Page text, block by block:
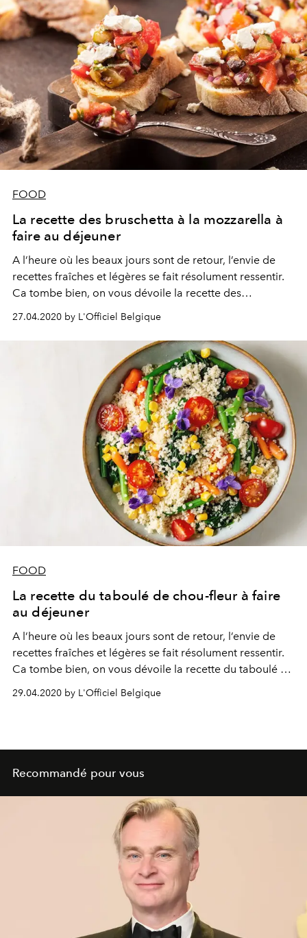
FOOD
La recette des bruschetta à la mozzarella à
faire au déjeuner
A l’heure où les beaux jours sont de retour, l’envie de
recettes fraîches et légères se fait résolument ressentir.
Ca tombe bien, on vous dévoile la recette des
bruschetta à la mozzarella de L’Usine, notre salle de
sport fétiche à Bruxelles.
27.04.2020 by L'Officiel Belgique
FOOD
La recette du taboulé de chou-fleur à faire
au déjeuner
A l’heure où les beaux jours sont de retour, l’envie de
recettes fraîches et légères se fait résolument ressentir.
Ca tombe bien, on vous dévoile la recette du taboulé de
chou-fleur de L’Usine, notre salle de sport fétiche à
29.04.2020 by L'Officiel Belgique
Recommandé pour vous